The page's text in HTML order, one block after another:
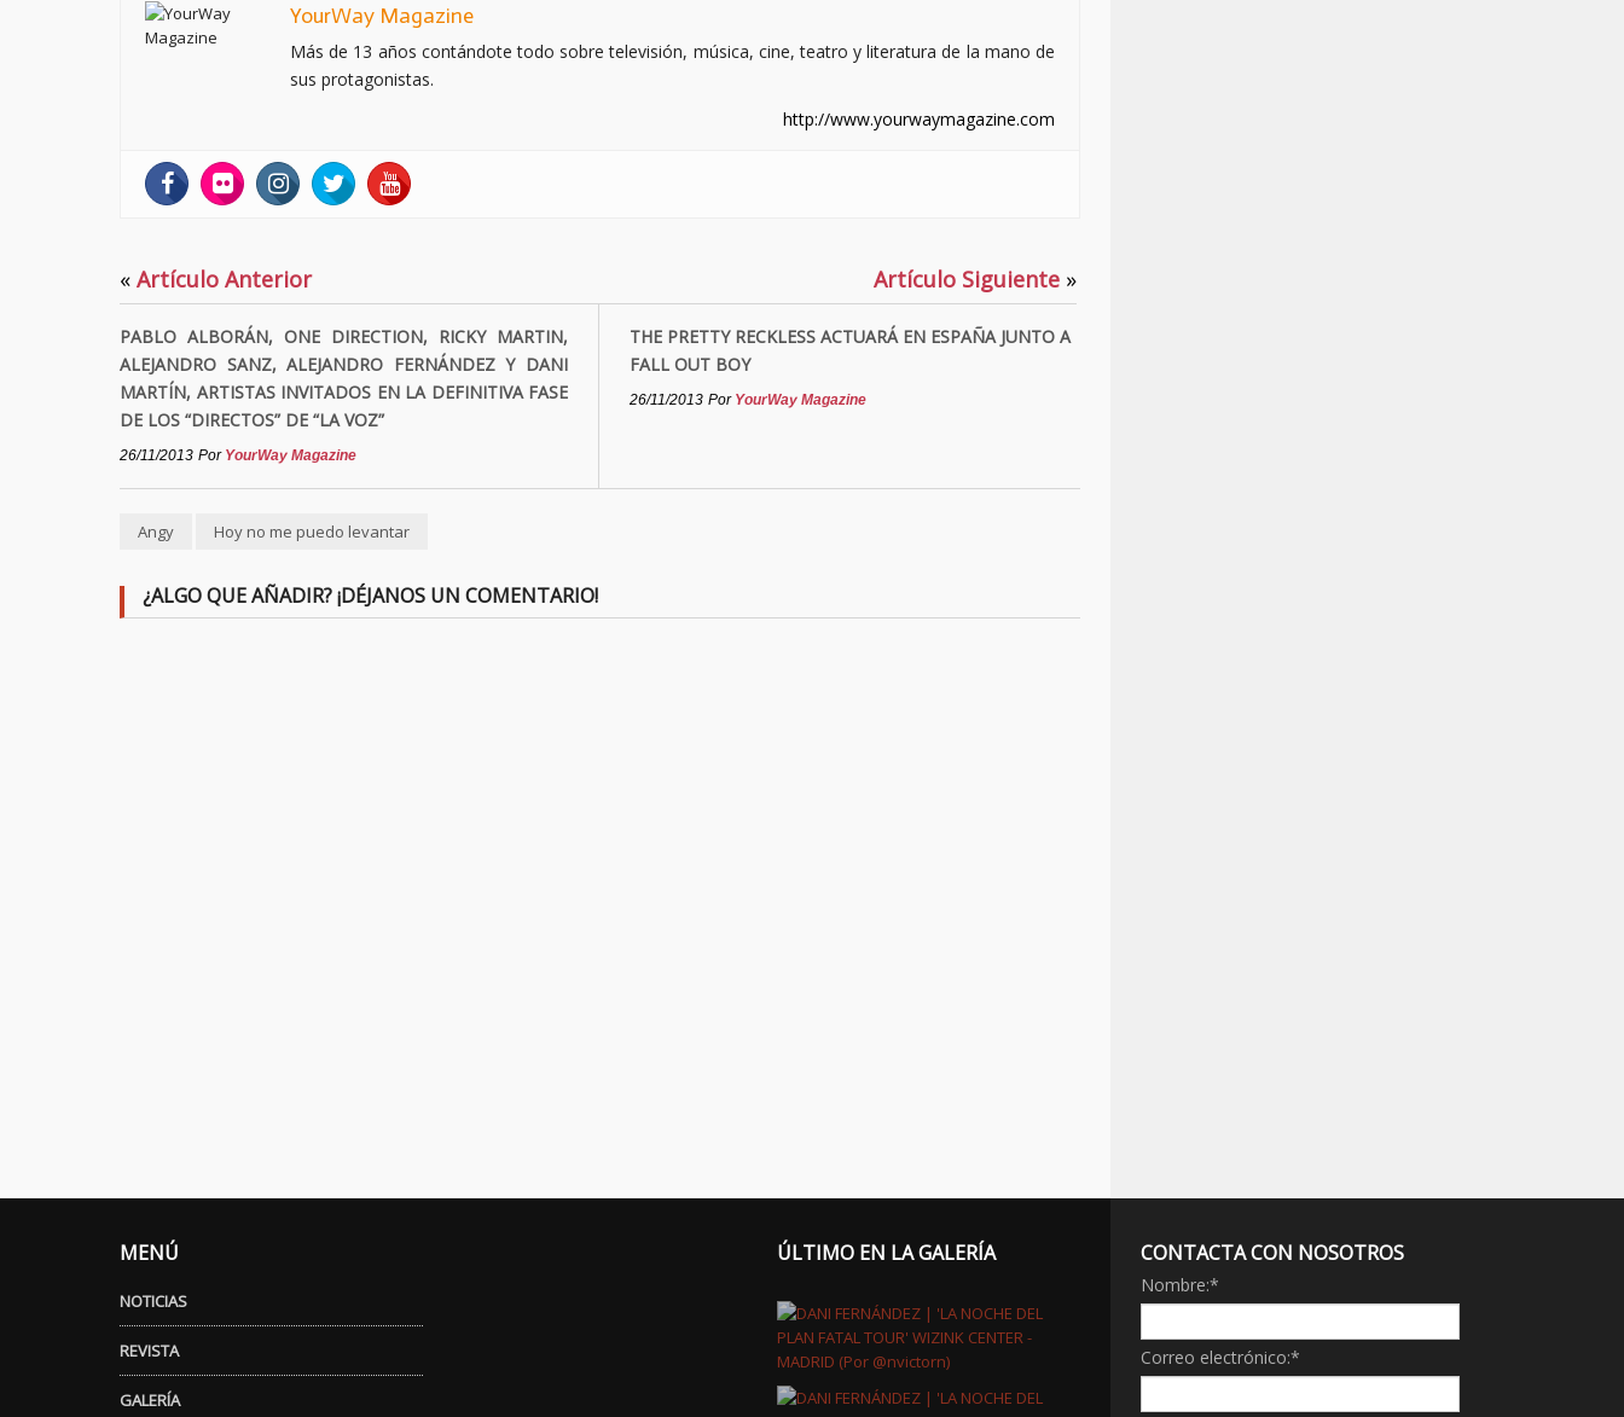
YourWay Magazine
Más de 13 años contándote todo sobre televisión, música, cine, teatro y literatura de la mano de
sus protagonistas.
http://www.yourwaymagazine.com
« Artículo Anterior
PABLO ALBORÁN, ONE DIRECTION, RICKY MARTIN,
ALEJANDRO SANZ, ALEJANDRO FERNÁNDEZ Y DANI
MARTÍN, ARTISTAS INVITADOS EN LA DEFINITIVA FASE
DE LOS “DIRECTOS” DE “LA VOZ”
26/11/2013 Por YourWay Magazine
Artículo Siguiente »
THE PRETTY RECKLESS ACTUARÁ EN ESPAÑA JUNTO A
FALL OUT BOY
26/11/2013 Por YourWay Magazine
Angy Hoy no me puedo levantar
¿ALGO QUE AÑADIR? ¡DÉJANOS UN COMENTARIO!
MENÚ
NOTICIAS
REVISTA
GALERÍA
ÚLTIMO EN LA GALERÍA CONTACTA CON NOSOTROS
Nombre:*
Correo electrónico:*